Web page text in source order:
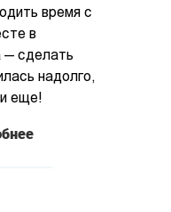
время с
в
— сделать
надолго,
еще!